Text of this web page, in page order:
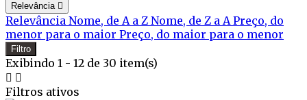
Relevância 
Relevância Nome, de A a Z Nome, de Z a APreço, do
menor para o maior Preço, do maior para o menor
Filtro
Exibindo 1 - 12 de 30 item(s)
 
Filtros ativos